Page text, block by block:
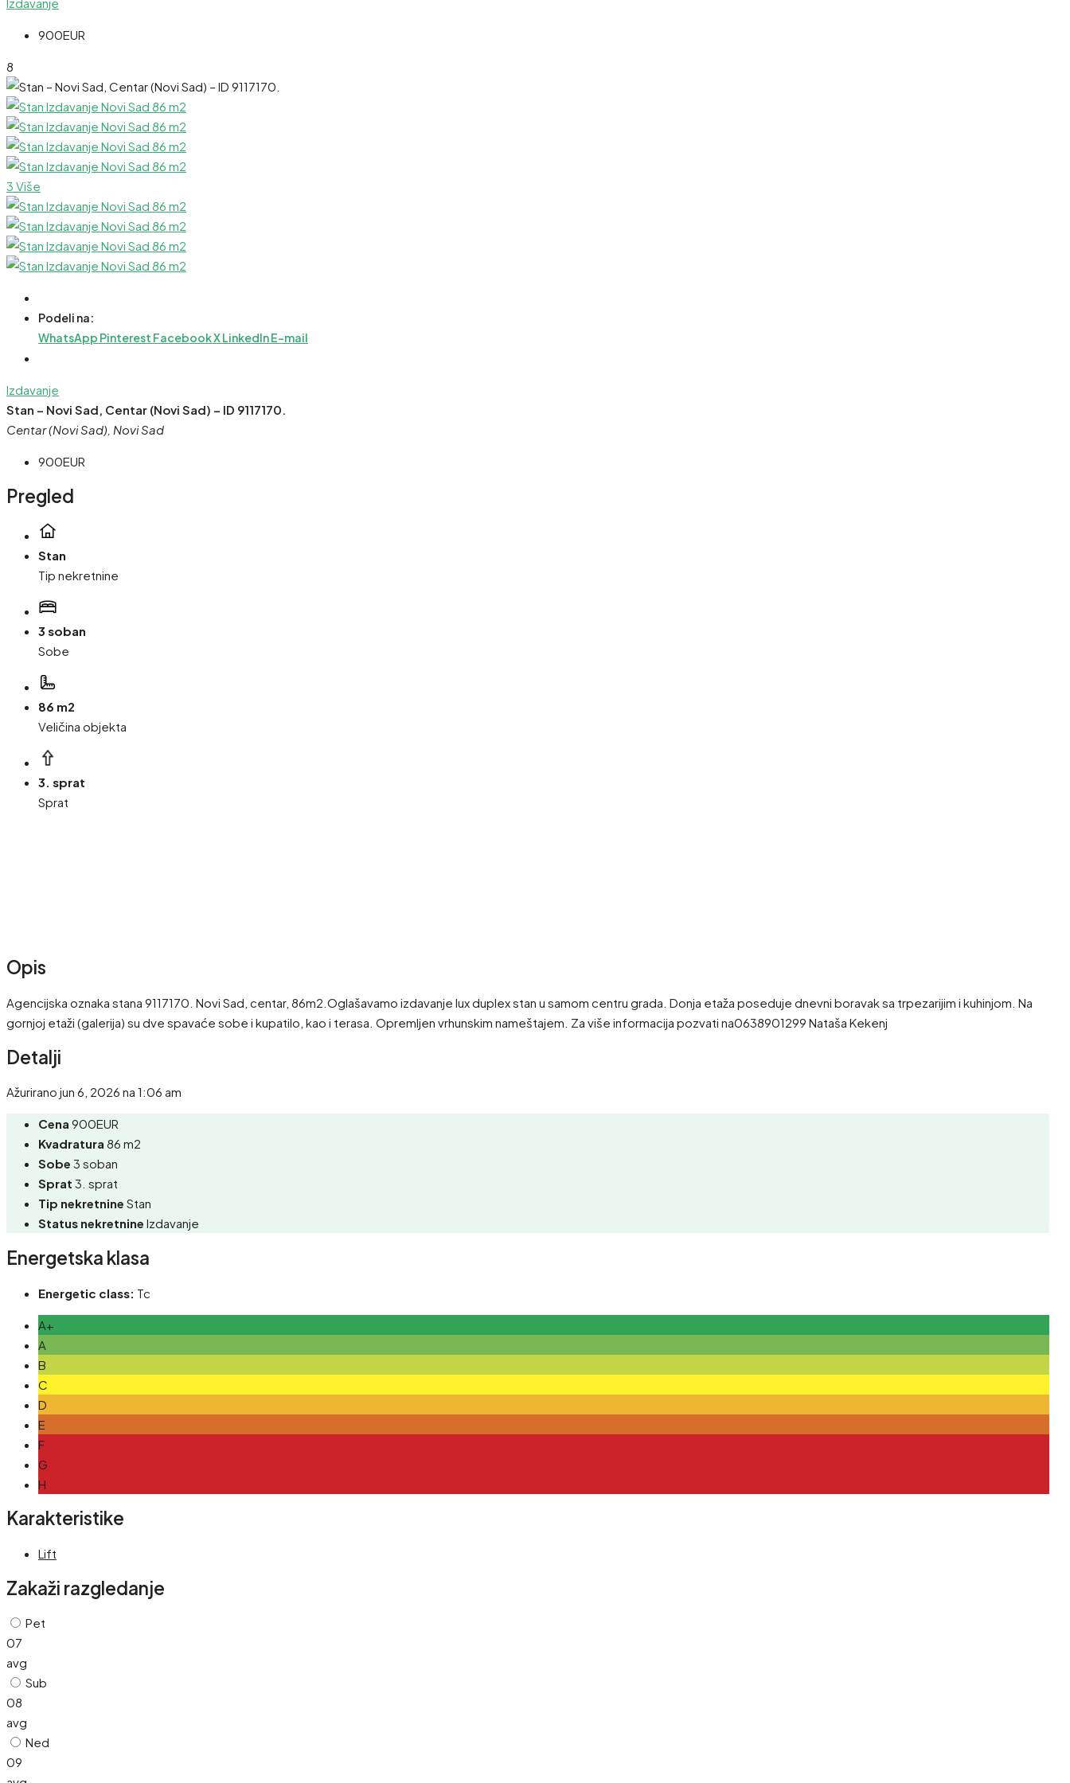
Izdavanje
900EUR
8
3 Više
Podeli na:
WhatsApp Pinterest FacebookXLinkedInE-mail
Izdavanje
Stan – Novi Sad, Centar (Novi Sad) – ID 9117170.
Centar (Novi Sad), Novi Sad
900EUR
Pregled
Stan
Tip nekretnine
3 soban
Sobe
86 m2
Veličina objekta
3. sprat
Sprat
Opis
Agencijska oznaka stana 9117170. Novi Sad, centar, 86m2.Oglašavamo izdavanje lux duplex stan u samom centru grada. Donja etaža poseduje dnevni boravak sa trpezarijim i kuhinjom. Na
gornjoj etaži (galerija) su dve spavaće sobe i kupatilo, kao i terasa. Opremljen vrhunskim nameštajem. Za više informacija pozvati na0638901299 Nataša Kekenj
Detalji
Ažurirano jun 6, 2026 na 1:06 am
Cena 900EUR
Kvadratura 86 m2
Sobe 3 soban
Sprat 3. sprat
Tip nekretnine Stan
Status nekretnine Izdavanje
Energetska klasa
Energetic class: Tc
A+
A
B
C
D
E
F
G
H
Karakteristike
Lift
Zakaži razgledanje
Pet
07
avg
Sub
08
avg
Ned
09